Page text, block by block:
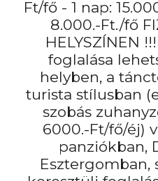
Ft/fő - 1 nap:
8.000.-Ft./fő
HELYSZÍNEN
foglalása
helyben, a
turista stílusban
szobás
6000.-Ft/fő/éj)
panziókban,
Esztergomban,